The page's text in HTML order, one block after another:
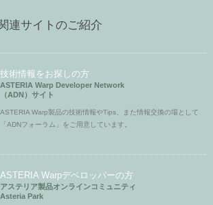
連サイトのご紹介
技術情報をお探しの方
ASTERIA Warp Developer Network
（ADN）サイト
ASTERIA Warp製品の技術情報やTips、また情報交換の場として
「ADNフォーラム」をご用意しています。
ASTERIA Warpデベロッパーの方
アステリア製品オンラインコミュニティ
Asteria Park